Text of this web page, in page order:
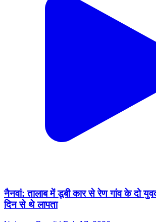
नैनवां: तालाब में डूबी कार से रेण गांव के दो
दिन से थे लापता